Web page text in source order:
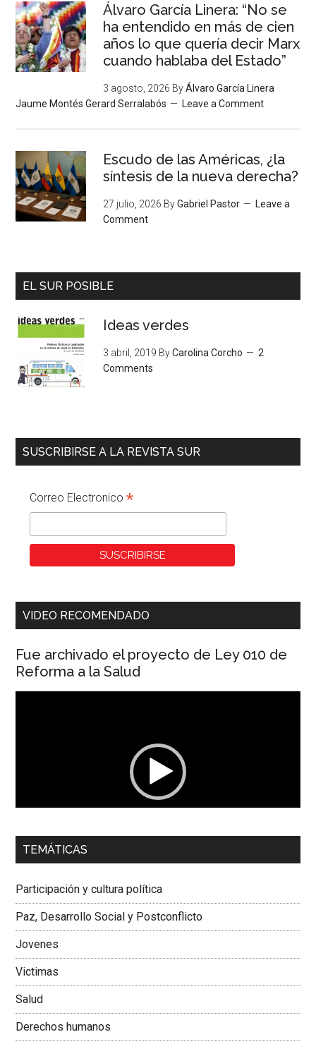
Álvaro García Linera: “No se
ha entendido en más de cien
años lo que quería decir Marx
cuando hablaba del Estado”
3 agosto, 2026 ByÁlvaro García Linera
Jaume Montés Gerard Serralabós
Leave a Comment
Escudo de las Américas, ¿la
síntesis de la nueva derecha?
27 julio, 2026 ByGabriel Pastor
Leave a
Comment
EL SUR POSIBLE
Ideas verdes
3 abril, 2019 ByCarolina Corcho
2
Comments
SUSCRIBIRSE A LA REVISTA SUR
Correo Electronico*
VIDEO RECOMENDADO
Fue archivado el proyecto de Ley 010 de
Reforma a la Salud
00:00 01:04
Dra. Carolina Corcho Mejía,Presidenta Corporación
Colombiana
TEMÁTICAS
Participación y cultura política
Paz, Desarrollo Social y Postconflicto
Jovenes
Victimas
Salud
Derechos humanos